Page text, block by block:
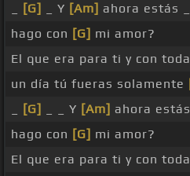
[G] _ Y [Am] ahora estás
hago con [G] mi amor?
El que era para ti y con
un día tú fueras solamente
[G] _ _ Y [Am] ahora
hago con [G] mi amor?
El que era para ti y con